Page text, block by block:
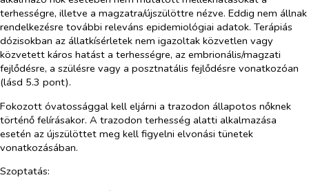
terhességre, illetve a magzatra/újszülöttre nézve. Eddig nem állnak
rendelkezésre további releváns epidemiológiai adatok. Terápiás
dózisokban az állatkísérletek nem igazoltak közvetlen vagy
közvetett káros hatást a terhességre, az embrionális/magzati
fejlődésre, a szülésre vagy a posztnatális fejlődésre vonatkozóan
(lásd 5.3 pont).
Fokozott óvatossággal kell eljárni a trazodon állapotos nőknek
történő felírásakor. A trazodon terhesség alatti alkalmazása
esetén az újszülöttet meg kell figyelni elvonási tünetek
vonatkozásában.
Szoptatás: